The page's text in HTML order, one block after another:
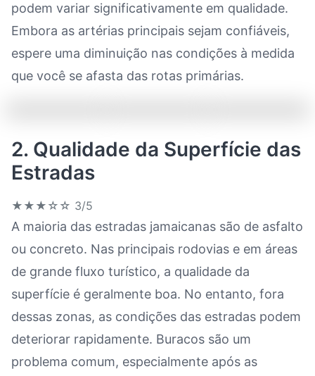
podem variar significativamente em qualidade.
Embora as artérias principais sejam confiáveis,
espere uma diminuição nas condições à medida
que você se afasta das rotas primárias.
2. Qualidade da Superfície das
Estradas
★★★☆☆ 3/5
A maioria das estradas jamaicanas são de asfalto
ou concreto. Nas principais rodovias e em áreas
de grande fluxo turístico, a qualidade da
superfície é geralmente boa. No entanto, fora
dessas zonas, as condições das estradas podem
deteriorar rapidamente. Buracos são um
problema comum, especialmente após as